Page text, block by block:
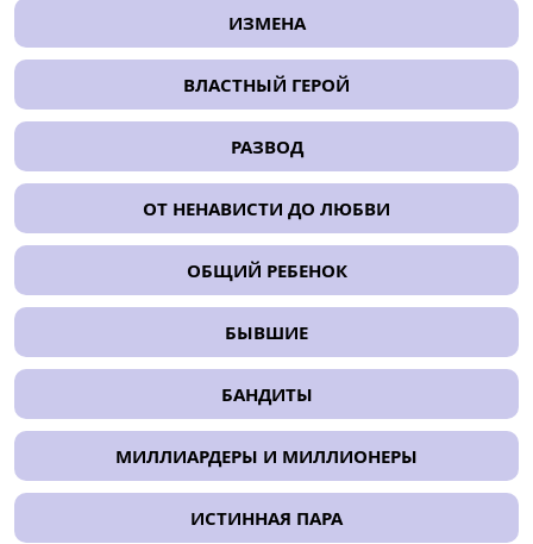
ИЗМЕНА
ВЛАСТНЫЙ ГЕРОЙ
РАЗВОД
ОТ НЕНАВИСТИ ДО ЛЮБВИ
ОБЩИЙ РЕБЕНОК
БЫВШИЕ
БАНДИТЫ
МИЛЛИАРДЕРЫ И МИЛЛИОНЕРЫ
ИСТИННАЯ ПАРА